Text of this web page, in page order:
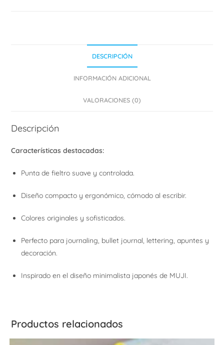
DESCRIPCIÓN
INFORMACIÓN ADICIONAL
VALORACIONES (0)
Descripción
Características destacadas:
Punta de fieltro suave y controlada.
Diseño compacto y ergonómico, cómodo al escribir.
Colores originales y sofisticados.
Perfecto para journaling, bullet journal, lettering, apuntes y
decoración.
Inspirado en el diseño minimalista japonés de MUJI.
Productos relacionados